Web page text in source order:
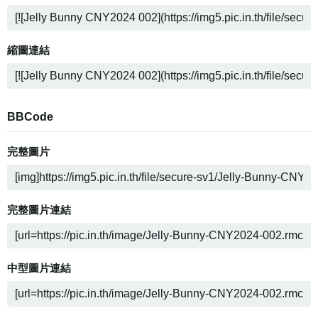
縮圖連結
BBCode
完整圖片
完整圖片連結
中型圖片連結